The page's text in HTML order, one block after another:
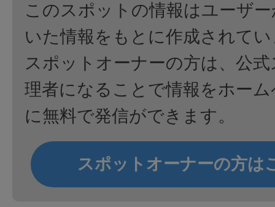
このスポットの情報はユーザ
いた情報をもとに作成されて
スポットオーナーの方は、公
理者になることで情報をホー
に無料で発信ができます。
スポットオーナーの方は